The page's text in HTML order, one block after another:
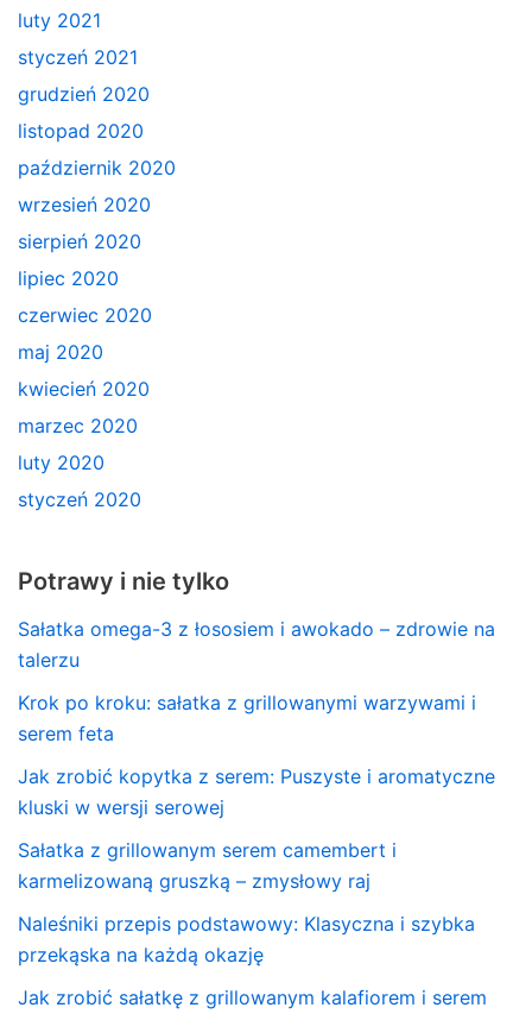
luty 2021
styczeń 2021
grudzień 2020
listopad 2020
październik 2020
wrzesień 2020
sierpień 2020
lipiec 2020
czerwiec 2020
maj 2020
kwiecień 2020
marzec 2020
luty 2020
styczeń 2020
Potrawy i nie tylko
Sałatka omega-3 z łososiem i awokado – zdrowie na
talerzu
Krok po kroku: sałatka z grillowanymi warzywami i
serem feta
Jak zrobić kopytka z serem: Puszyste i aromatyczne
kluski w wersji serowej
Sałatka z grillowanym serem camembert i
karmelizowaną gruszką – zmysłowy raj
Naleśniki przepis podstawowy: Klasyczna i szybka
przekąska na każdą okazję
Jak zrobić sałatkę z grillowanym kalafiorem i serem